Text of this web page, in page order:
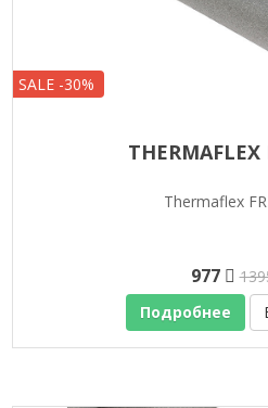
SALE -30%
THERMAFLEX
Thermaflex
977
Подробнее